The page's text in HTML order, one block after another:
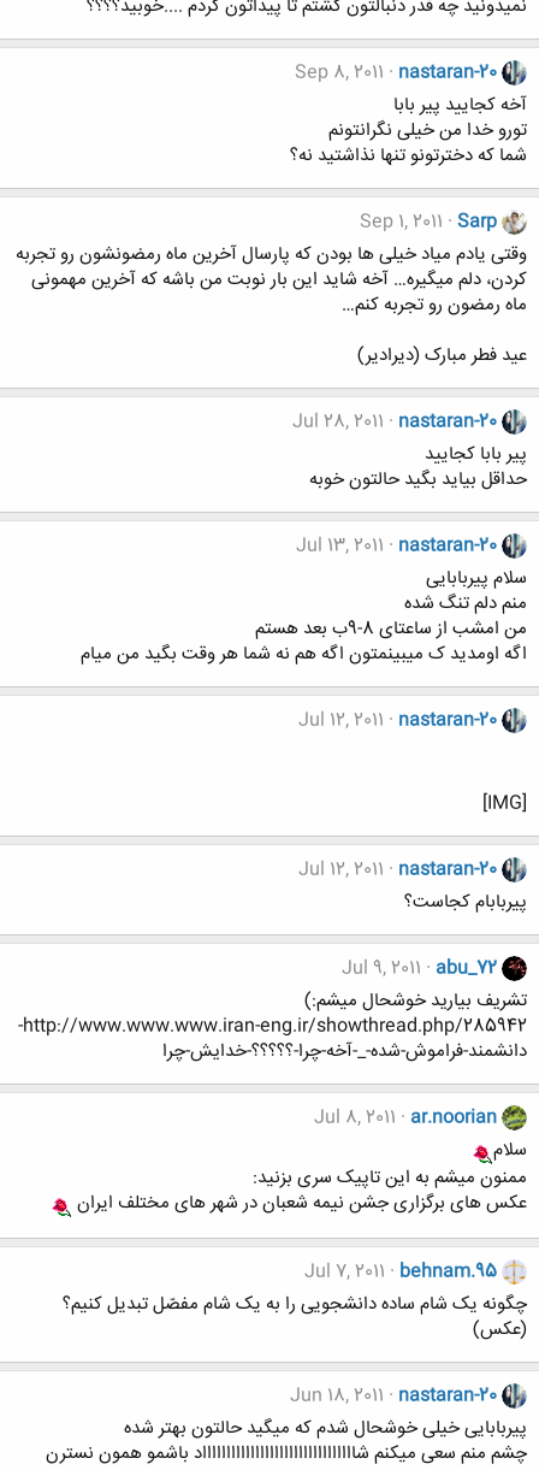
نمیدونید چه قدر دنبالتون گشتم تا پیداتون کردم ....خوبید؟؟؟؟
nastaran-20
Sep 8, 2011
آخه کجایید پیر بابا
تورو خدا من خیلی نگرانتونم
شما که دخترتونو تنها نذاشتید نه؟
Sarp
Sep 1, 2011
وقتی یادم میاد خیلی ها بودن که پارسال آخرین ماه رمضونشون رو تجربه
کردن، دلم میگیره… آخه شاید این بار نوبت من باشه که آخرین مهمونی
ماه رمضون رو تجربه کنم…
عید فطر مبارک (دیرادیر)
nastaran-20
Jul 28, 2011
پیر بابا کجایید
حداقل بیاید بگید حالتون خوبه
nastaran-20
Jul 13, 2011
سلام پیربابایی
منم دلم تنگ شده
من امشب از ساعتای 8-9ب بعد هستم
اگه اومدید ک میبینمتون اگه هم نه شما هر وقت بگید من میام
nastaran-20
Jul 12, 2011
[IMG]
nastaran-20
Jul 12, 2011
پیربابام کجاست؟
abu_72
Jul 9, 2011
تشريف بياريد خوشحال ميشم:)
http://www.www.www.iran-eng.ir/showthread.php/285942-
دانشمند-فراموش-شده-_-آخه-چرا-؟؟؟؟؟-خدايش-چرا
ar.noorian
Jul 8, 2011
سلام
ممنون میشم به این تاپیک سری بزنید:
عکس های برگزاری جشن نیمه شعبان در شهر های مختلف ایران
behnam.95
Jul 7, 2011
چگونه یک شام ساده دانشجویی را به یک شام مفصّل تبدیل کنیم؟
(عکس)
nastaran-20
Jun 18, 2011
پیربابایی خیلی خوشحال شدم که میگید حالتون بهتر شده
چشم منم سعی میکنم شااااااااااااااااااااااااااااااااد باشمو همون نسترن